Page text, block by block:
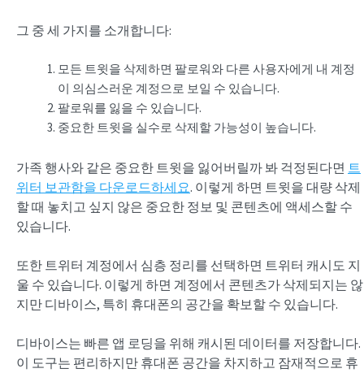
그 중 세 가지를 소개합니다:
모든 트윗을 삭제하면 팔로워와 다른 사용자에게 내 계정
이 의심스러운 계정으로 보일 수 있습니다.
팔로워를 잃을 수 있습니다.
중요한 트윗을 실수로 삭제할 가능성이 높습니다.
가족 행사와 같은 중요한 트윗을 잃어버릴까 봐 걱정된다면 트
위터 보관함을 다운로드하세요. 이렇게 하면 트윗을 대량 삭제
할 때 놓치고 싶지 않은 중요한 정보 및 콘텐츠에 액세스할 수
있습니다.
또한 트위터 계정에서 심층 정리를 선택하면 트위터 캐시도 지
울 수 있습니다. 이렇게 하면 계정에서 콘텐츠가 삭제되지는 않
지만 디바이스, 특히 휴대폰의 공간을 확보할 수 있습니다.
디바이스는 빠른 앱 로딩을 위해 캐시된 데이터를 저장합니다.
이 도구는 편리하지만 휴대폰 공간을 차지하고 잠재적으로 휴